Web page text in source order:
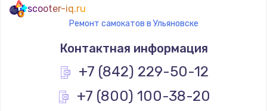
scooter-iq.ru
Ремонт самокатов в Ульяновске
Контактная информация
+7 (842) 229-50-12
+7 (800) 100-38-20